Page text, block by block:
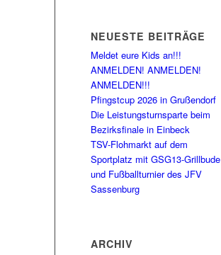
NEUESTE BEITRÄGE
Meldet eure Kids an!!!
ANMELDEN! ANMELDEN!
ANMELDEN!!!
Pfingstcup 2026 in Grußendorf
Die Leistungsturnsparte beim
Bezirksfinale in Einbeck
TSV-Flohmarkt auf dem
Sportplatz mit GSG13-Grillbude
und Fußballturnier des JFV
Sassenburg
ARCHIV